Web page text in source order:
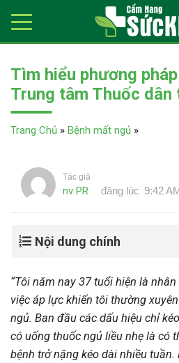
Tìm hiểu phương
Trung tâm Thuốc dân
Trang Chủ » Bệnh mất ngủ »
Tác giả
nv PR đăng lúc 9:42
Nội dung chính
“Tôi năm nay 37 tuổi hiện là
việc áp lực khiến tôi thường
ngủ. Ban đầu các dấu hiệu chỉ
có uống thuốc ngủ liều nhẹ là có
bệnh trở nặng kéo dài nhiều